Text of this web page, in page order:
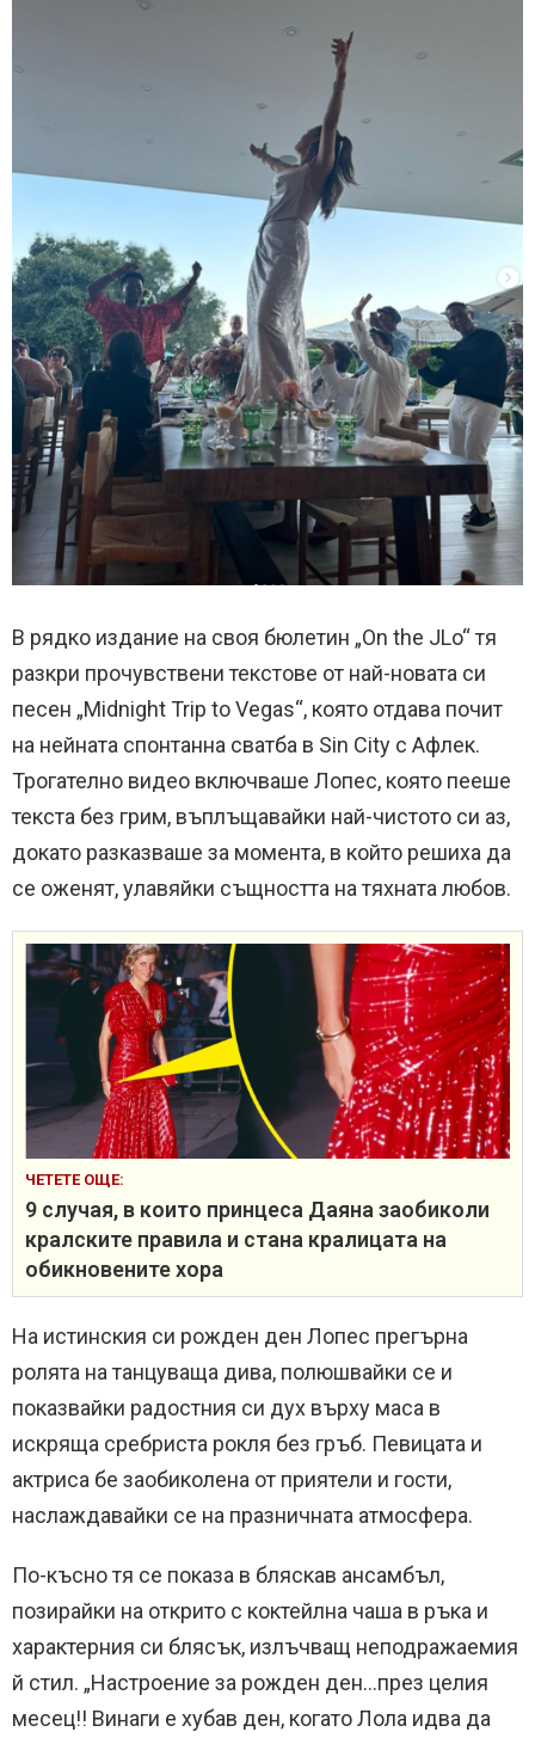
В рядко издание на своя бюлетин „On the JLo“ тя
разкри прочувствени текстове от най-новата си
песен „Midnight Trip to Vegas“, която отдава почит
на нейната спонтанна сватба в Sin City с Афлек.
Трогателно видео включваше Лопес, която пееше
текста без грим, въплъщавайки най-чистото си аз,
докато разказваше за момента, в който решиха да
се оженят, улавяйки същността на тяхната любов.
ЧЕТЕТЕ ОЩЕ:
9 случая, в които принцеса Даяна заобиколи
кралските правила и стана кралицата на
обикновените хора
На истинския си рожден ден Лопес прегърна
ролята на танцуваща дива, полюшвайки се и
показвайки радостния си дух върху маса в
искряща сребриста рокля без гръб. Певицата и
актриса бе заобиколена от приятели и гости,
наслаждавайки се на празничната атмосфера.
По-късно тя се показа в бляскав ансамбъл,
позирайки на открито с коктейлна чаша в ръка и
характерния си блясък, излъчващ неподражаемия
й стил. „Настроение за рожден ден…през целия
месец!! Винаги е хубав ден, когато Лола идва да